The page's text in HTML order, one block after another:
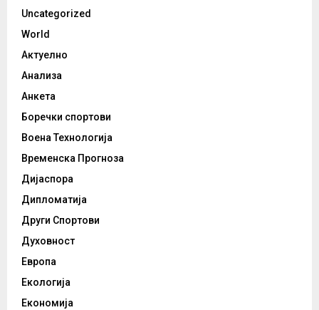
Uncategorized
World
Актуелно
Анализа
Анкета
Боречки спортови
Воена Технологија
Временска Прогноза
Дијаспора
Дипломатија
Други Спортови
Духовност
Европа
Екологија
Економија